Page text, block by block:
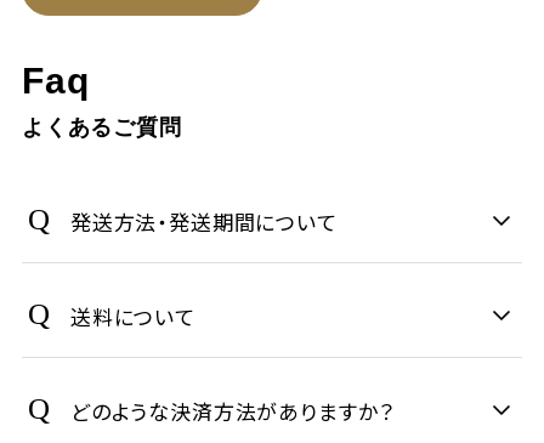
Faq
よくあるご質問
発送方法・発送期間について
送料について
どのような決済方法がありますか？